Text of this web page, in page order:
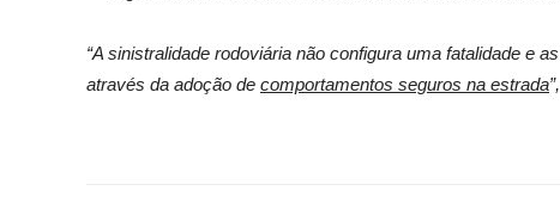
“A sinistralidade rodoviária não configura uma fatalidade e
através da adoção de comportamentos seguros na estrada